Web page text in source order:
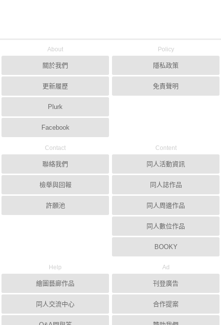
About
關於我們
更新履歷
Plurk
Facebook
Policy
隱私政策
免責聲明
Contact
聯絡我們
檢舉與回報
許願池
Content
同人活動資訊
同人誌作品
同人周邊作品
同人數位作品
BOOKY
Help
繪圖藝廊作品
同人交流中心
Ad
刊登廣告
合作提案